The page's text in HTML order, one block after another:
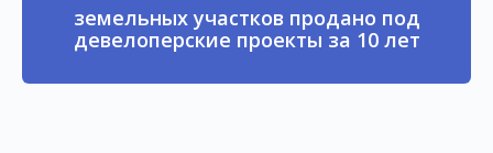
земельных участков продано под
девелоперские проекты за 10 лет